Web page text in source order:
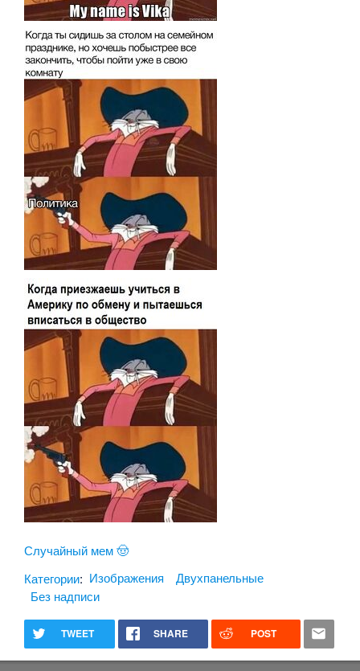
Случайный мем 🤠
Категории: Изображения
Двухпанельные
Без надписи
TWEET SHARE POST